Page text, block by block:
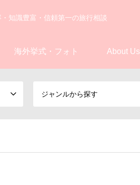
知識豊富・信頼第一の旅行相談
海外挙式・フォト About Us
ジャンルから探す